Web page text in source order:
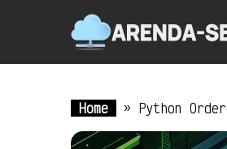
Home » Python